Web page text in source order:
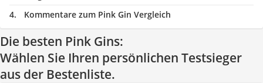
Kommentare zum Pink Gin Vergleich
Die besten Pink Gins:
Wählen Sie Ihren persönlichen Testsieger
aus der Bestenliste.